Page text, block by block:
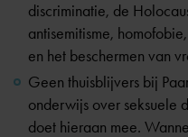
discriminatie, de
antisemitisme,
en het beschermen van
Geen thuisblijvers bij
onderwijs over seksuele
doet hieraan mee.